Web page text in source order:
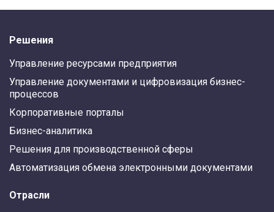
Решения
Управление ресурсами предприятия
Управление документами и цифровизация бизнес-
процессов
Корпоративные порталы
Бизнес-аналитика
Решения для производственной сферы
Автоматизация обмена электронными документами
Отрасли